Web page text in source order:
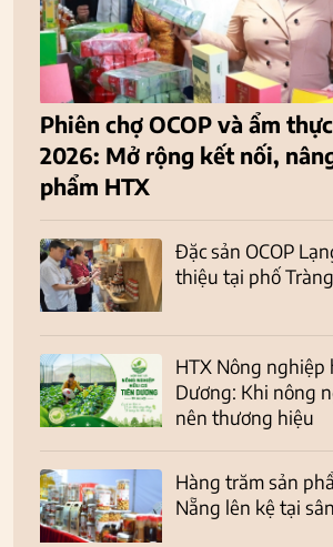
Phiên chợ OCOP và ẩm
2026: Mở rộng kết nối,
phẩm HTX
Đặc sản OCOP
thiệu tại phố
HTX Nông nghiệp
Dương: Khi nông
nên thương hiệu
Hàng trăm sản
Nẵng lên kệ tại